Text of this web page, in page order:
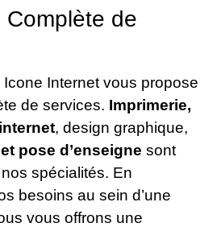
Complète de
Internet vous propose
de services. Imprimerie,
, design graphique,
pose d’enseigne sont
spécialités. En
besoins au sein d’une
vous offrons une